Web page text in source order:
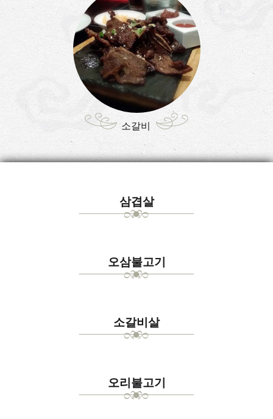
소갈비
삼겹살
오삼불고기
소갈비살
오리불고기